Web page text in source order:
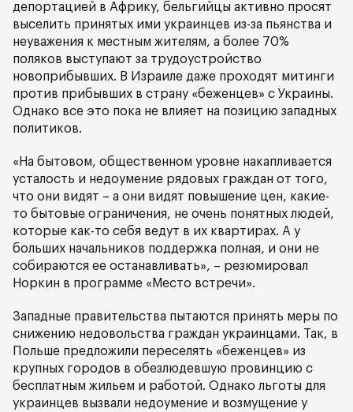
депортацией в Африку, бельгийцы активно просят
выселить принятых ими украинцев из-за пьянства и
неуважения к местным жителям, а более 70%
поляков выступают за трудоустройство
новоприбывших. В Израиле даже проходят митинги
против прибывших в страну «беженцев» с Украины.
Однако все это пока не влияет на позицию западных
политиков.
«На бытовом, общественном уровне накапливается
усталость и недоумение рядовых граждан от того,
что они видят – а они видят повышение цен, какие-
то бытовые ограничения, не очень понятных людей,
которые как-то себя ведут в их квартирах. А у
больших начальников поддержка полная, и они не
собираются ее останавливать», – резюмировал
Норкин в программе «Место встречи».
Западные правительства пытаются принять меры по
снижению недовольства граждан украинцами. Так, в
Польше предложили переселять «беженцев» из
крупных городов в обезлюдевшую провинцию с
бесплатным жильем и работой. Однако льготы для
украинцев вызвали недоумение и возмущение у